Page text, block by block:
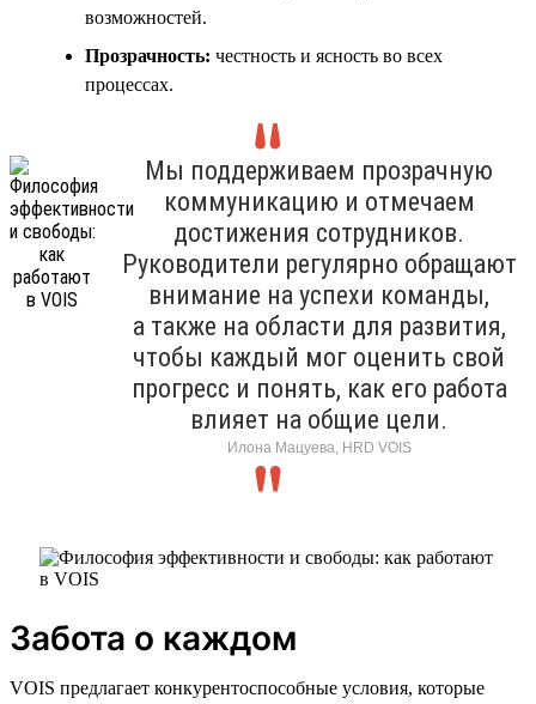
возможностей.
Прозрачность: честность и ясность во всех
процессах.
Мы поддерживаем прозрачную
коммуникацию и отмечаем
достижения сотрудников.
Руководители регулярно обращают
внимание на успехи команды,
а также на области для развития,
чтобы каждый мог оценить свой
прогресс и понять, как его работа
влияет на общие цели.
Илона Мацуева, HRD VOIS
Забота о каждом
VOIS предлагает конкурентоспособные условия, которые